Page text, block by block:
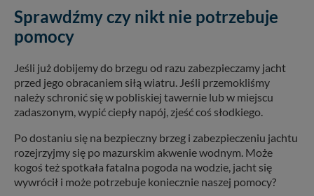
Sprawdźmy czy nikt nie potrzebuje
pomocy
Jeśli już dobijemy do brzegu od razu zabezpieczamy jacht
przed jego obracaniem siłą wiatru. Jeśli przemokliśmy
należy schronić się w pobliskiej tawernie lub w miejscu
zadaszonym, wypić ciepły napój, zjeść coś słodkiego.
Po dostaniu się na bezpieczny brzeg i zabezpieczeniu jachtu
rozejrzyjmy się po mazurskim akwenie wodnym. Może
kogoś też spotkała fatalna pogoda na wodzie, jacht się
wywrócił i może potrzebuje koniecznie naszej pomocy?